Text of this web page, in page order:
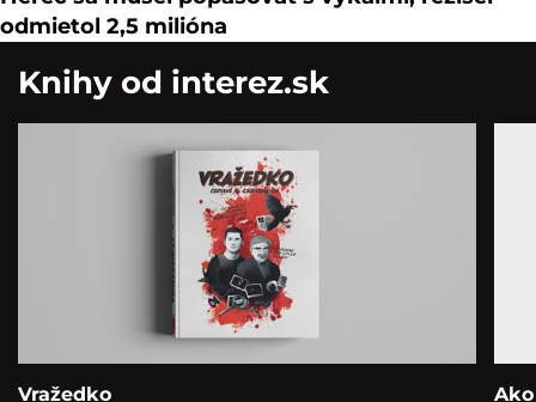
odmietol 2,5 milióna
Knihy od interez.sk
Vražedko